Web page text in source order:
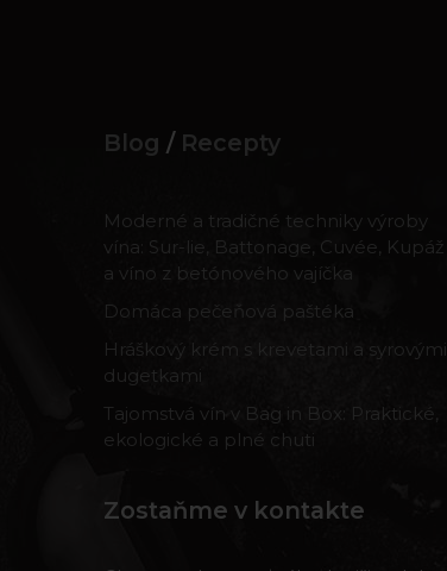
Blog / Recepty
Moderné a tradičné techniky výroby
vína: Sur-lie, Battonage, Cuvée, Kupáž
a víno z betónového vajíčka
Domáca pečeňová paštéka
Hráškový krém s krevetami a syrovými
dugetkami
Tajomstvá vín v Bag in Box: Praktické,
ekologické a plné chuti
Zostaňme v kontakte